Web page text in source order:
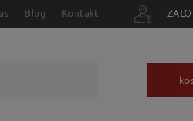
Blog Kontakt